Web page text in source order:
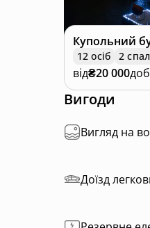
На локації
Купольний
12 осіб 2
від₴20 000
Вигоди
Вигляд на
Доїзд